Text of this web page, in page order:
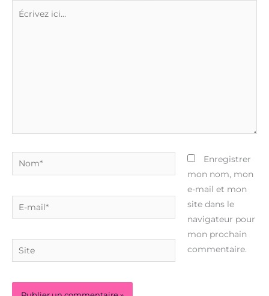
Nom*
E-
mail*
Site
Enregistrer
mon nom, mon
e-mail et mon
site dans le
navigateur pour
mon prochain
commentaire.